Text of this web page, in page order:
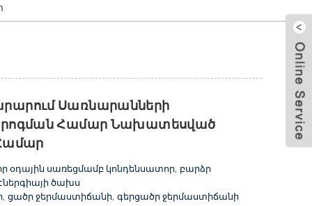
Սառնարանների
Համար Նախատեսված
օդային սառեցմամբ կոնդենսատոր, բարձր
ծախս
ցածր ջերմաստիճանի, գերցածր ջերմաստիճանի